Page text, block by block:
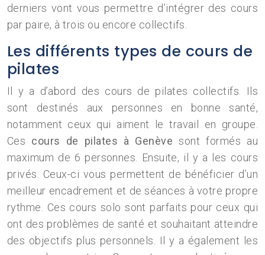
derniers vont vous permettre d’intégrer des cours
par paire, à trois ou encore collectifs.
Les différents types de cours de
pilates
Il y a d’abord des cours de pilates collectifs. Ils
sont destinés aux personnes en bonne santé,
notamment ceux qui aiment le travail en groupe.
Ces cours de pilates à Genève sont formés au
maximum de 6 personnes. Ensuite, il y a les cours
privés. Ceux-ci vous permettent de bénéficier d’un
meilleur encadrement et de séances à votre propre
rythme. Ces cours solo sont parfaits pour ceux qui
ont des problèmes de santé et souhaitant atteindre
des objectifs plus personnels. Il y a également les